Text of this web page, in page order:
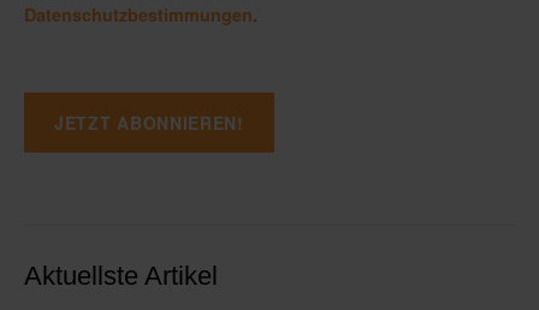
Datenschutzbestimmungen
Aktuellste Artikel